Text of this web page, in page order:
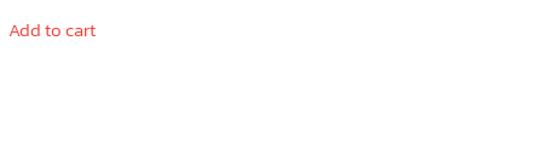
was:
Add to cart